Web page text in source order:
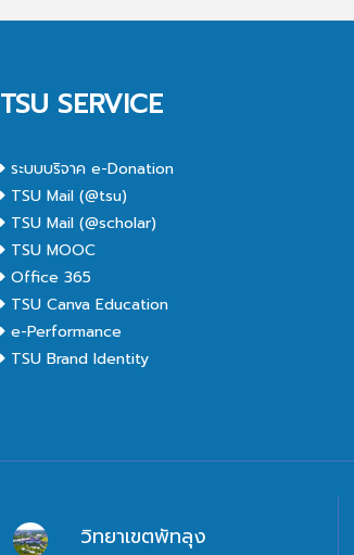
TSU SERVICE
ระบบบริจาค e-Donation
TSU Mail (@tsu)
TSU Mail (@scholar)
TSU MOOC
Office 365
TSU Canva Education
e-Performance
TSU Brand Identity
วิทยาเขตพัทลุง